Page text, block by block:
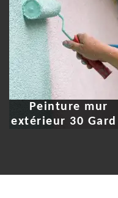
Peinture mur
extérieur 30 Gard